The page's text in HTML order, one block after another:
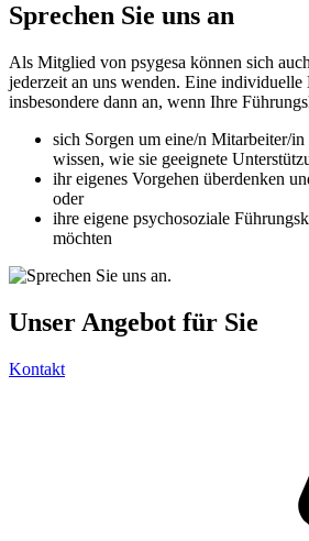
Sprechen Sie uns an
Als Mitglied von psygesa können sich
jederzeit an uns wenden. Eine individuelle
insbesondere dann an, wenn Ihre
sich Sorgen um eine/n Mitarbeiter/
wissen, wie sie geeignete
ihr eigenes Vorgehen überdenken
oder
ihre eigene psychosoziale
möchten
Unser Angebot für Sie
Kontakt